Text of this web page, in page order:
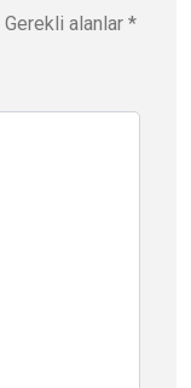
Gerekli alanlar *